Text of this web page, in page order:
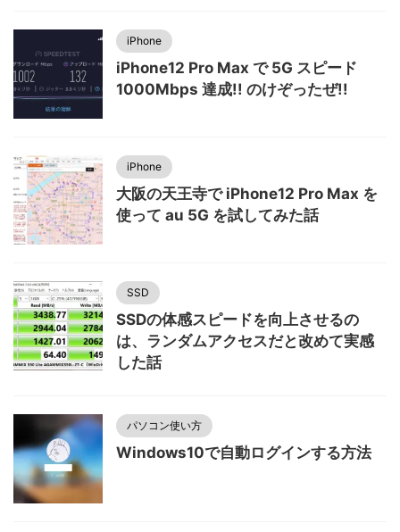
iPhone
iPhone12 Pro Max で 5G スピード
1000Mbps 達成!! のけぞったぜ!!
iPhone
大阪の天王寺で iPhone12 Pro Max を
使って au 5G を試してみた話
SSD
SSDの体感スピードを向上させるの
は、ランダムアクセスだと改めて実感
した話
パソコン使い方
Windows10で自動ログインする方法